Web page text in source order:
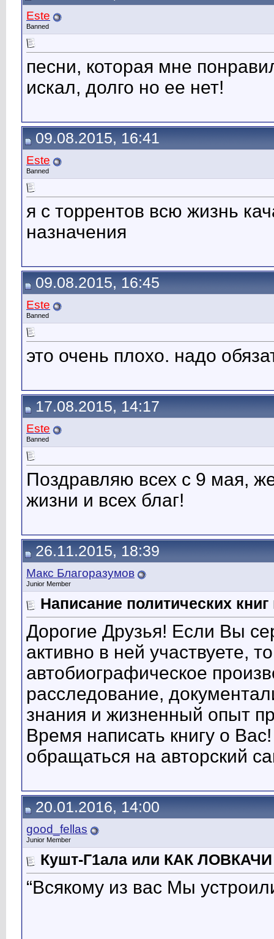
Este
Banned
песни, которая мне
искал, долго но ее нет!
09.08.2015, 16:41
Este
Banned
я с торрентов всю жизнь
назначения
09.08.2015, 16:45
Este
Banned
это очень плохо. надо
17.08.2015, 14:17
Este
Banned
Поздравляю всех с 9 мая,
жизни и всех благ!
26.11.2015, 18:39
Макс Благоразумов
Junior Member
Написание политических книг
Дорогие Друзья! Если Вы
активно в ней участвуете,
автобиографическое
расследование,
знания и жизненный опыт
Время написать книгу о
обращаться на авторский
20.01.2016, 14:00
good_fellas
Junior Member
Кушт-Г1ала или КАК
“Всякому из вас Мы